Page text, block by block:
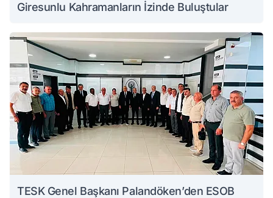
Giresunlu Kahramanların İzinde Buluştular
TESK Genel Başkanı Palandöken’den ESOB